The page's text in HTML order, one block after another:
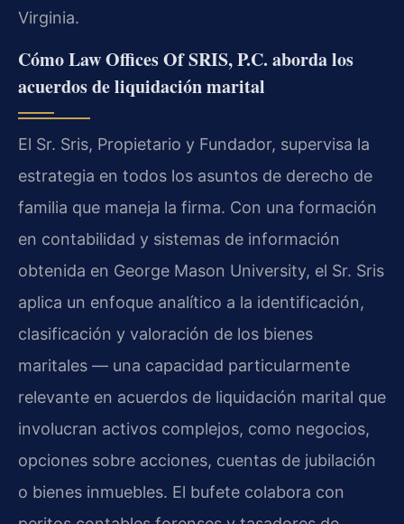
Virginia.
Cómo Law Offices Of SRIS, P.C. aborda los
acuerdos de liquidación marital
El Sr. Sris, Propietario y Fundador, supervisa la
estrategia en todos los asuntos de derecho de
familia que maneja la firma. Con una formación
en contabilidad y sistemas de información
obtenida en George Mason University, el Sr. Sris
aplica un enfoque analítico a la identificación,
clasificación y valoración de los bienes
maritales — una capacidad particularmente
relevante en acuerdos de liquidación marital que
involucran activos complejos, como negocios,
opciones sobre acciones, cuentas de jubilación
o bienes inmuebles. El bufete colabora con